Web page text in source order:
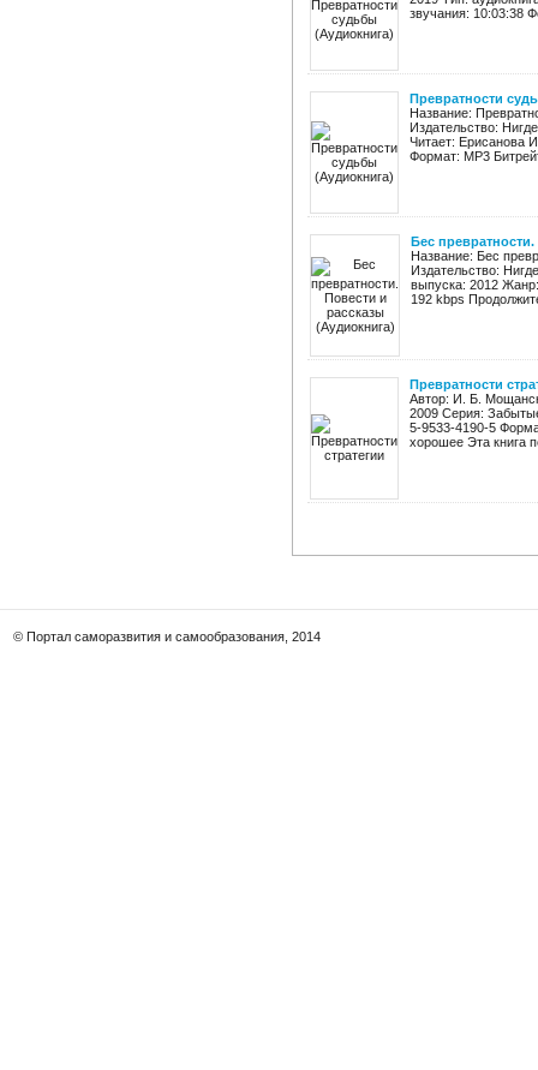
звучания: 10:03:38
Превратности
Название:
Издательство:
Читает: Ерисанова
Формат: MP3
Бес
Название: Бес
Издательство:
выпуска: 2012 Жанр:
192 kbps
Превратности
Автор: И. Б.
2009 Серия:
5-9533-4190-5
хорошее Эта книга
© Портал саморазвития и самообразования, 2014